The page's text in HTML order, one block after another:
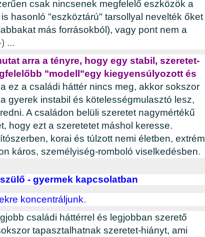
csak nincsenek megfelelő eszközök a
hasonló "eszköztárú" tarsollyal nevelték őket
más forrásokból), vagy pont nem a
...
arra a tényre, hogy egy stabil, szeretet-
"modell"egy kiegyensúlyozott és
ez a családi háttér nincs meg, akkor sokszor
gyerek instabil és kötelességmulasztó lesz,
A családon belüli szeretet nagymértékű
hogy ezt a szeretetet máshol keresse.
korai és túlzott nemi életben, extrém
káros, személyiség-romboló viselkedésben.
- gyermek kapcsolatban
koncentráljunk.
családi háttérrel és legjobban szerető
tapasztalhatnak szeretet-hiányt, ami